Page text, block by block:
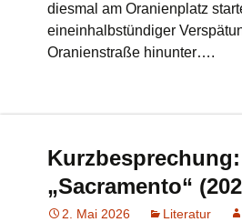
diesmal am Oranienplatz
eineinhalbstündiger
Oranienstraße hinunter….
Kurzbesprechung:
„Sacramento“
2. Mai 2026 Literatur